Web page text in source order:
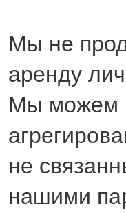
Мы не
аренду
Мы можем
не
нашими